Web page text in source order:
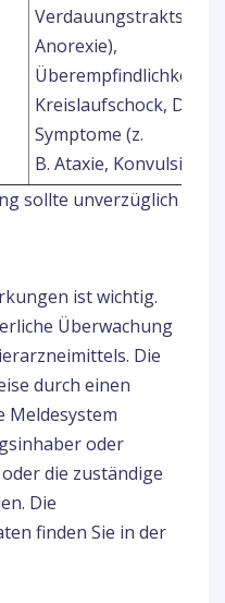
Verdauungstrakts (z.
Anorexie),
Kreislaufschock,
Symptome (z.
B. Ataxie,
sollte unverzüglich
ist wichtig.
Überwachung
Die
durch einen
Meldesystem
oder
die zuständige
Die
finden Sie in der